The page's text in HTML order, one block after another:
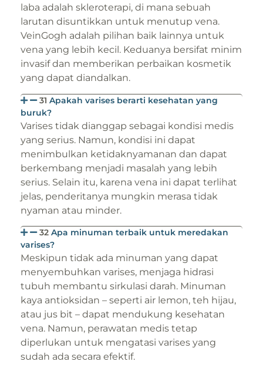
laba adalah skleroterapi, di mana sebuah
larutan disuntikkan untuk menutup vena.
VeinGogh adalah pilihan baik lainnya untuk
vena yang lebih kecil. Keduanya bersifat minim
invasif dan memberikan perbaikan kosmetik
yang dapat diandalkan.
31 Apakah varises berarti kesehatan yang
buruk?
Varises tidak dianggap sebagai kondisi medis
yang serius. Namun, kondisi ini dapat
menimbulkan ketidaknyamanan dan dapat
berkembang menjadi masalah yang lebih
serius. Selain itu, karena vena ini dapat terlihat
jelas, penderitanya mungkin merasa tidak
nyaman atau minder.
32 Apa minuman terbaik untuk meredakan
varises?
Meskipun tidak ada minuman yang dapat
menyembuhkan varises, menjaga hidrasi
tubuh membantu sirkulasi darah. Minuman
kaya antioksidan – seperti air lemon, teh hijau,
atau jus bit – dapat mendukung kesehatan
vena. Namun, perawatan medis tetap
diperlukan untuk mengatasi varises yang
sudah ada secara efektif.